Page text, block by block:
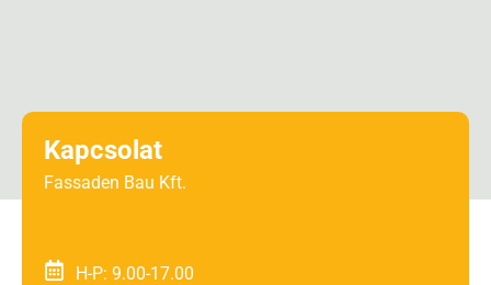
Kapcsolat
Fassaden Bau Kft.
H-P: 9.00-17.00